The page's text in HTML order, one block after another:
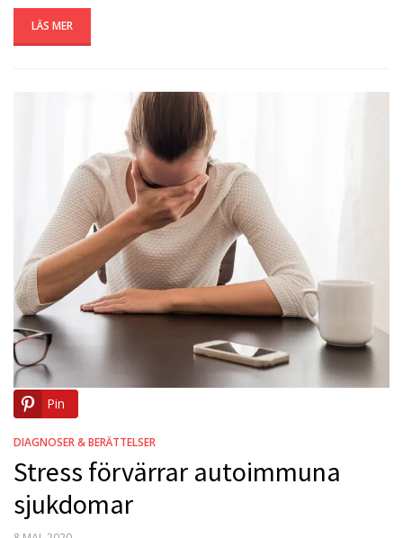
LÄS MER
Pin
DIAGNOSER & BERÄTTELSER
Stress förvärrar autoimmuna
sjukdomar